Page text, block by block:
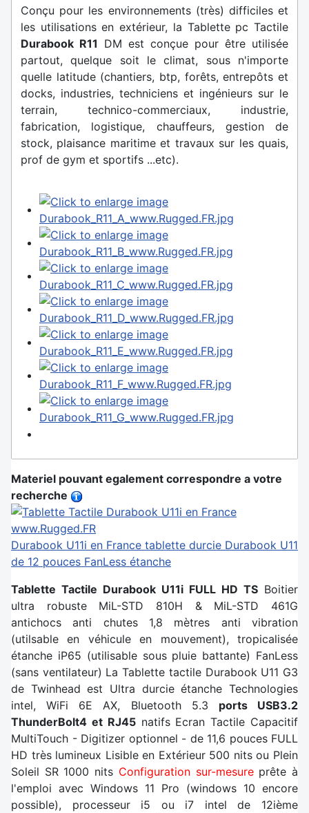
Conçu pour les environnements (très) difficiles et
les utilisations en extérieur, la Tablette pc Tactile
Durabook R11 DM est conçue pour être utilisée
partout, quelque soit le climat, sous n'importe
quelle latitude (chantiers, btp, forêts, entrepôts et
docks, industries, techniciens et ingénieurs sur le
terrain, technico-commerciaux, industrie,
fabrication, logistique, chauffeurs, gestion de
stock, plaisance maritime et travaux sur les quais,
prof de gym et sportifs ...etc).
Materiel pouvant egalement correspondre a votre
recherche
Durabook U11i en France tablette durcie Durabook U11
de 12 pouces FanLess étanche
Tablette Tactile Durabook U11i FULL HD TS Boitier
ultra robuste MiL-STD 810H & MiL-STD 461G
antichocs anti chutes 1,8 mètres anti vibration
(utilsable en véhicule en mouvement), tropicalisée
étanche iP65 (utilisable sous pluie battante) FanLess
(sans ventilateur) La Tablette tactile Durabook U11 G3
de Twinhead est Ultra durcie étanche Technologies
intel, WiFi 6E AX, Bluetooth 5.3 ports USB3.2
ThunderBolt4 et RJ45natifs Ecran Tactile Capacitif
MultiTouch - Digitizer optionnel - de 11,6 pouces FULL
HD très lumineux Lisible en Extérieur 500 nits ou Plein
Soleil SR 1000 nits Configuration sur-mesureprête à
l'emploi avec Windows 11 Pro (windows 10 encore
possible), processeur i5 ou i7 intel de 12ième